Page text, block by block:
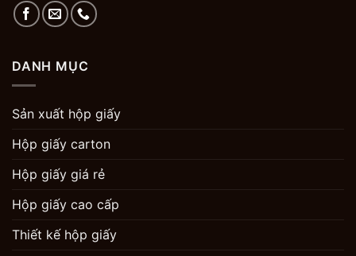
DANH MỤC
Sản xuất hộp giấy
Hộp giấy carton
Hộp giấy giá rẻ
Hộp giấy cao cấp
Thiết kế hộp giấy